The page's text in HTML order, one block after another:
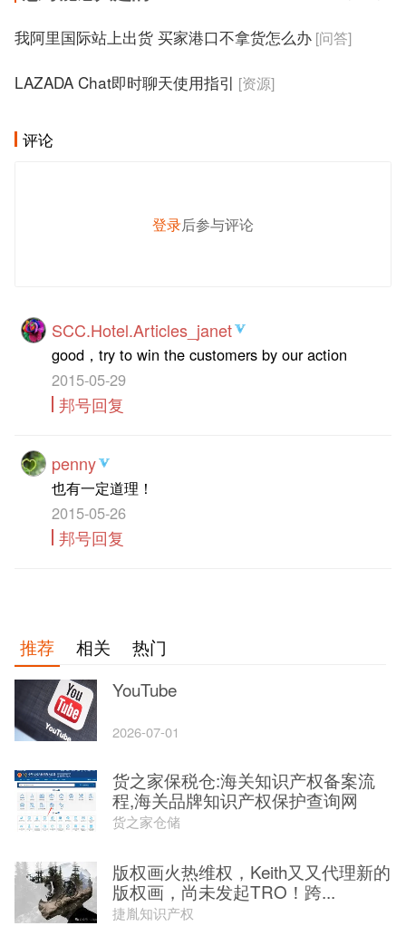
我阿里国际站上出货 买家港口不拿货怎么办 [问答]
LAZADA Chat即时聊天使用指引 [资源]
评论
登录后参与评论
SCC.Hotel.Articles_janet
good，try to win the customers by our action
2015-05-29
邦号回复
penny
也有一定道理！
2015-05-26
邦号回复
推荐 相关
热门
YouTube
2026-07-01
货之家保税仓:海关知识产权备案流
程,海关品牌知识产权保护查询网
货之家仓储
版权画火热维权，Keith又又代理新的
版权画，尚未发起TRO！跨...
捷胤知识产权